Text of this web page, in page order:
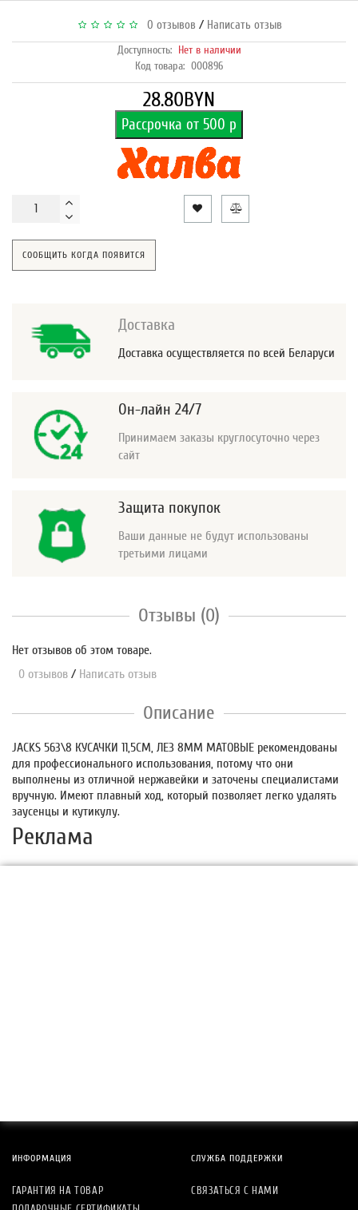
0 отзывов / Написать отзыв
Доступность: Нет в наличии
Код товара: 000896
28.80BYN
Рассрочка от 500 р
СООБЩИТЬ КОГДА ПОЯВИТСЯ
Доставка
Доставка осуществляется по всей Беларуси
Он-лайн 24/7
Принимаем заказы круглосуточно через
сайт
Защита покупок
Ваши данные не будут использованы
третьими лицами
Отзывы (0)
Нет отзывов об этом товаре.
0 отзывов / Написать отзыв
Описание
JACKS 563\8 КУСАЧКИ 11,5СМ, ЛЕЗ 8ММ МАТОВЫЕ рекомендованы
для профессионального использования, потому что они
выполнены из отличной нержавейки и заточены специалистами
вручную. Имеют плавный ход, который позволяет легко удалять
заусенцы и кутикулу.
Реклама
ИНФОРМАЦИЯ
ГАРАНТИЯ НА ТОВАР
СЛУЖБА ПОДДЕРЖКИ
СВЯЗАТЬСЯ С НАМИ